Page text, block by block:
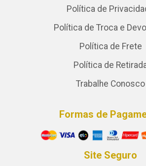
Política de
Política de Troca e
Política de Frete
Política de
Trabalhe Conosco
Formas de
Site Seguro